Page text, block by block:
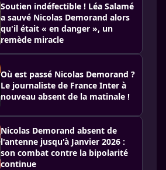
Soutien indéfectible ! Léa Salamé
a sauvé Nicolas Demorand alors
qu'il était « en danger », un
remède miracle
Où est passé Nicolas Demorand ?
Le journaliste de France Inter à
nouveau absent de la matinale !
Nicolas Demorand absent de
l'antenne jusqu'à Janvier 2026 :
son combat contre la bipolarité
continue